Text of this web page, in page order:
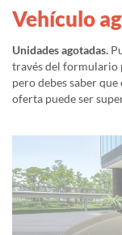
Vehículo
Unidades agotadas.
través del formulario
pero debes saber
oferta puede ser